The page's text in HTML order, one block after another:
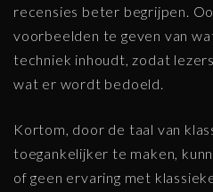
recensies beter begrijpen.
voorbeelden te geven van
techniek inhoudt, zodat
wat er wordt bedoeld.
Kortom, door de taal van
toegankelijker te maken,
of geen ervaring met